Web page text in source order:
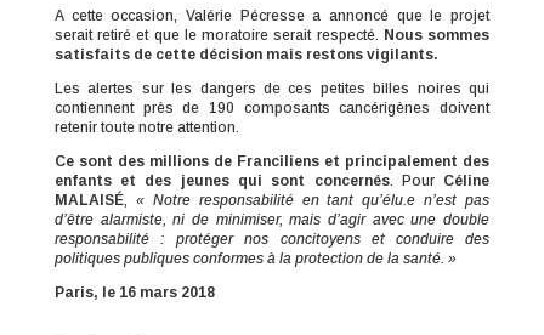
A cette occasion, Valérie Pécresse a annoncé que le projet
serait retiré et que le moratoire serait respecté. Nous sommes
satisfaits de cette décision mais restons vigilants.
Les alertes sur les dangers de ces petites billes noires qui
contiennent près de 190 composants cancérigènes doivent
retenir toute notre attention.
Ce sont des millions de Franciliens et principalement des
enfants et des jeunes qui sont concernés. Pour Céline
MALAISÉ, « Notre responsabilité en tant qu’élu.e n’est pas
d’être alarmiste, ni de minimiser, mais d’agir avec une double
responsabilité : protéger nos concitoyens et conduire des
politiques publiques conformes à la protection de la santé. »
Paris, le 16 mars 2018